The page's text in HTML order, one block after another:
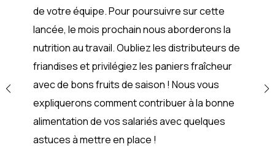
de votre équipe. Pour poursuivre sur cette
lancée, le mois prochain nous aborderons la
nutrition au travail. Oubliez les distributeurs de
friandises et privilégiez les paniers fraîcheur
avec de bons fruits de saison ! Nous vous
expliquerons comment contribuer à la bonne
alimentation de vos salariés avec quelques
astuces à mettre en place !